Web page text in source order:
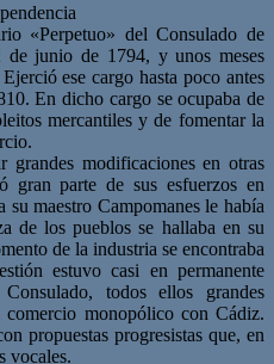
«Perpetuo» del Consulado de
junio de 1794, y unos meses
ese cargo hasta poco antes
En dicho cargo se ocupaba de
mercantiles y de fomentar la
modificaciones en otras
gran parte de sus esfuerzos en
maestro Campomanes le había
de los pueblos se hallaba en su
de la industria se encontraba
estuvo casi en permanente
todos ellos grandes
comercio monopólico con Cádiz.
propuestas progresistas que, en
vocales.